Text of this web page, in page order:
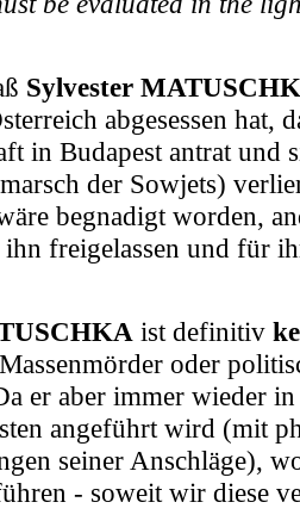
Sylvester
abgesessen hat,
in Budapest antrat und
der Sowjets)
begnadigt worden,
ihn freigelassen und für
ist definitiv
oder
er aber immer wieder
angeführt wird (mit
seiner Anschläge),
- soweit wir diese